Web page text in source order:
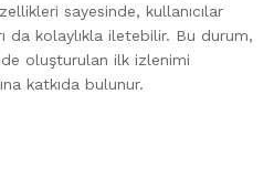
sayesinde, kullanıcılar
da kolaylıkla iletebilir. Bu durum,
oluşturulan ilk izlenimi
katkıda bulunur.